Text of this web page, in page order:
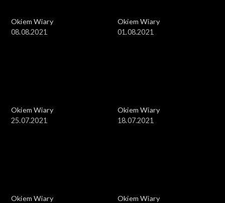
Okiem Wiary
08.08.2021
Okiem Wiary
01.08.2021
Okiem Wiary
25.07.2021
Okiem Wiary
18.07.2021
Okiem Wiary
Okiem Wiary